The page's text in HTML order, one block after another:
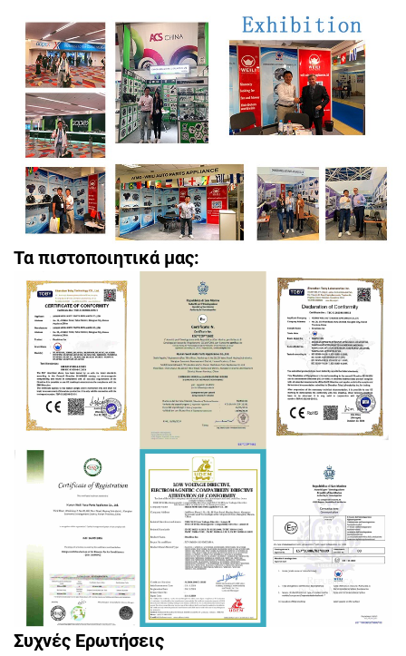
Τα πιστοποιητικά μας:
Συχνές Ερωτήσεις